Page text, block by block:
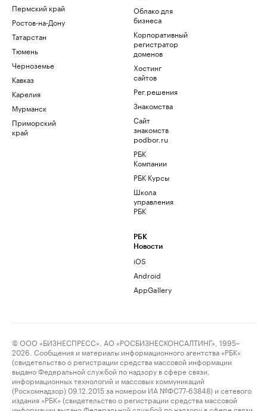
Пермский край
Ростов-на-Дону
Татарстан
Тюмень
Черноземье
Кавказ
Карелия
Мурманск
Приморский
край
Облако для
бизнеса
Корпоративный
регистратор
доменов
Хостинг
сайтов
Рег.решения
Знакомства
Сайт
знакомств
podbor.ru
РБК
Компании
РБК Курсы
Школа
управления
РБК
РБК
Новости
iOS
Android
AppGallery
© ООО «БИЗНЕСПРЕСС», АО «РОСБИЗНЕСКОНСАЛТИНГ», 1995–
2026. Сообщения и материалы информационного агентства «РБК»
(свидетельство о регистрации средства массовой информации
выдано Федеральной службой по надзору в сфере связи,
информационных технологий и массовых коммуникаций
(Роскомнадзор) 09.12.2015 за номером ИА №ФС77-63848) и сетевого
издания «РБК» (свидетельство о регистрации средства массовой